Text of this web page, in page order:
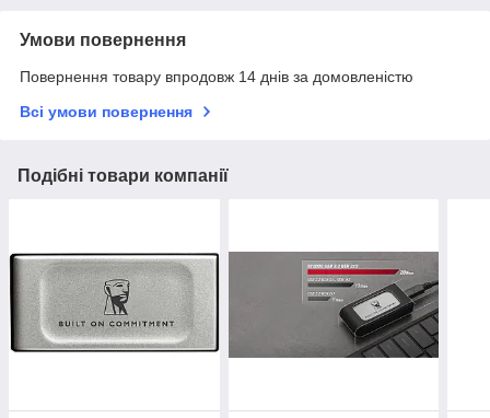
Умови повернення
Повернення товару впродовж 14 днів за домовленістю
Всі умови повернення
Подібні товари компанії